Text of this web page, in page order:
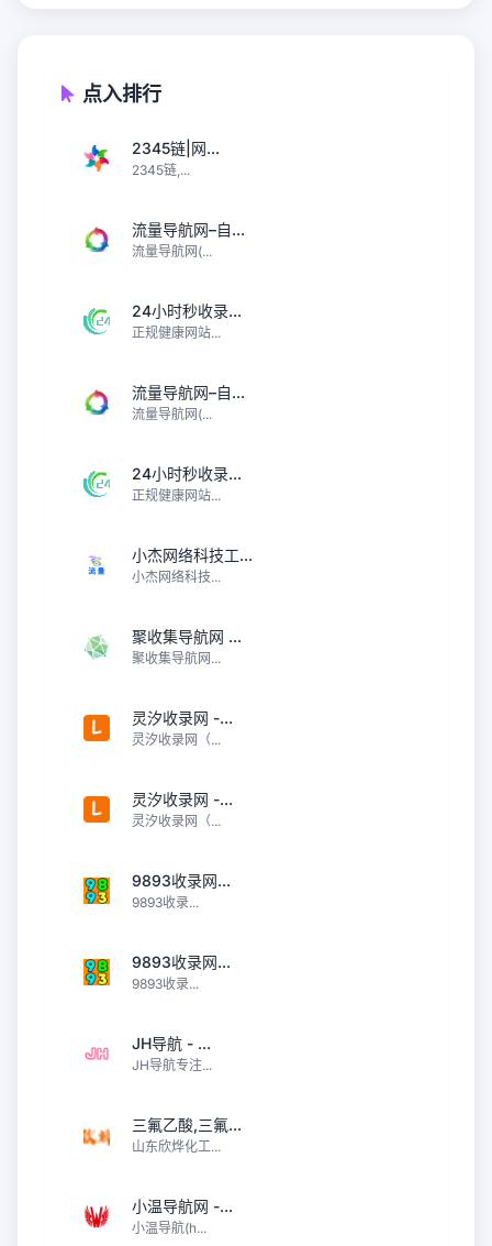
点入排行
2345链|网...
2345链,...
流量导航网–自...
流量导航网(...
24小时秒收录...
正规健康网站...
流量导航网–自...
流量导航网(...
24小时秒收录...
正规健康网站...
小杰网络科技工...
小杰网络科技...
聚收集导航网 ...
聚收集导航网...
灵汐收录网 -...
灵汐收录网（...
灵汐收录网 -...
灵汐收录网（...
9893收录网...
9893收录...
9893收录网...
9893收录...
JH导航 - ...
JH导航专注...
三氟乙酸,三氟...
山东欣烨化工...
小温导航网 -...
小温导航(h...